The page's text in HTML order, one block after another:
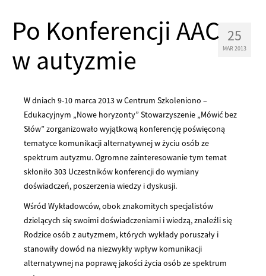
25
MAR 2013
Po Konferencji AAC
w autyzmie
W dniach 9-10 marca 2013 w Centrum Szkoleniono –
Edukacyjnym „Nowe horyzonty” Stowarzyszenie „Mówić bez
Słów” zorganizowało wyjątkową konferencję poświęconą
tematyce komunikacji alternatywnej w życiu osób ze
spektrum autyzmu. Ogromne zainteresowanie tym temat
skłoniło 303 Uczestników konferencji do wymiany
doświadczeń, poszerzenia wiedzy i dyskusji.
Wśród Wykładowców, obok znakomitych specjalistów
dzielących się swoimi doświadczeniami i wiedzą, znaleźli się
Rodzice osób z autyzmem, których wykłady poruszały i
stanowiły dowód na niezwykły wpływ komunikacji
alternatywnej na poprawę jakości życia osób ze spektrum